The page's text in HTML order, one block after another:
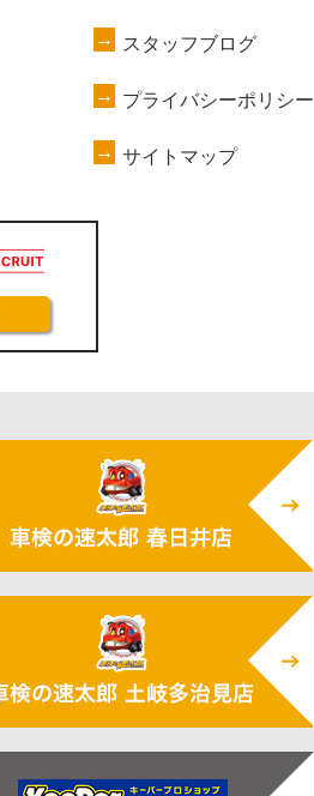
スタッフブログ
プライバシーポリシー
サイトマップ